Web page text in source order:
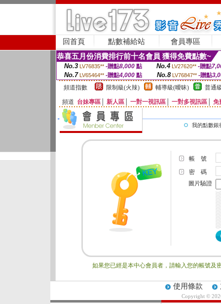
回首頁 點數補給站 會員專區
恭喜五月份消費排行前十名會員 獲得免費點數~
No.3 LV76835** -贈點8,000點 No.4 LV27620** -贈點
No.7 LV65464** -贈點4,000 點 No.8 LV76847** -贈點
頻道指數
限制級(火辣) 輔導級(曖昧) 普通
頻道 台妹專區 新人區 一對一視訊區 一對多視訊區 免
我的點數銀
帳 號
密 碼
圖片驗證
如果您已經是本中心會員者，請輸入您的帳號及
使用條款
Copyright ©